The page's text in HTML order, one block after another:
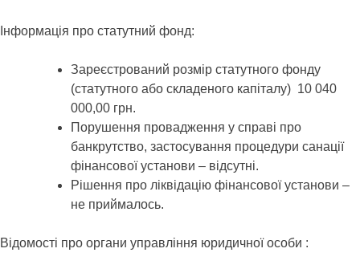
Інформація про статутний фонд:
Зареєстрований розмір статутного фонду
(статутного або складеного капіталу) 10 040
000,00 грн.
Порушення провадження у справі про
банкрутство, застосування процедури санації
фінансової установи – відсутні.
Рішення про ліквідацію фінансової установи –
не приймалось.
Відомості про органи управління юридичної особи :